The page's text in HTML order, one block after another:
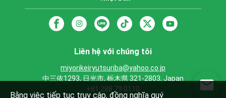
Liên hệ với chúng tôi
miyorikeiryutsuriba@yahoo.co.jp
中三依1293, 日光市, 栃木県 321-2803, Japan
+81 288 79 0110
Bằng việc tiếp tục truy cập, đồng nghĩa quý